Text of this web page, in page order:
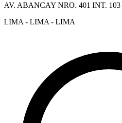
AV. ABANCAY NRO. 401 INT. 103
LIMA - LIMA - LIMA